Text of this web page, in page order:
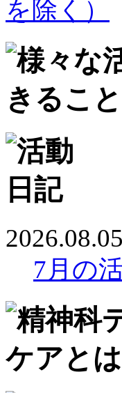
2026.08.05
7月の